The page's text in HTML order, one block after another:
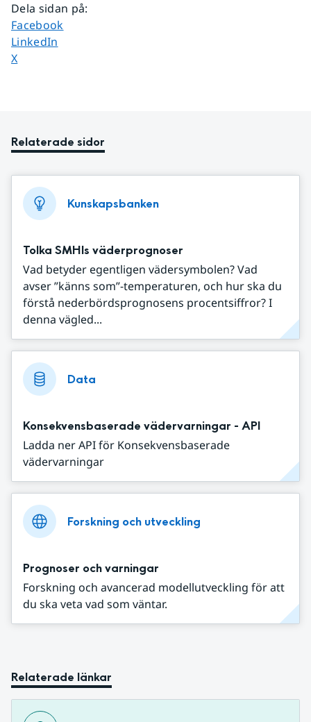
Dela sidan på:
Dela sidan på
Facebook
Dela sidan på
LinkedIn
Dela sidan på
X
Relaterade sidor
Kunskapsbanken
Tolka SMHIs väderprognoser
Vad betyder egentligen vädersymbolen? Vad
avser ”känns som”-temperaturen, och hur ska du
förstå nederbördsprognosens procentsiffror? I
denna vägled...
Data
Konsekvensbaserade vädervarningar - API
Ladda ner API för Konsekvensbaserade
vädervarningar
Forskning och utveckling
Prognoser och varningar
Forskning och avancerad modellutveckling för att
du ska veta vad som väntar.
Relaterade länkar